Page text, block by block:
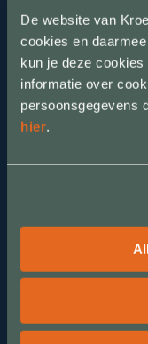
De website van
cookies en
kun je deze
informatie over
persoonsgegevens
hier.
Een
de
stappen
gaan dan
een
5
Uw